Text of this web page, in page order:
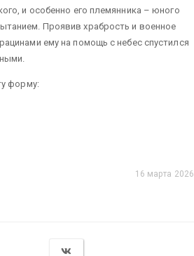
и особенно его племянника – юного
Проявив храбрость и военное
ему на помощь с небес спустился
форму:
16 марта 2026